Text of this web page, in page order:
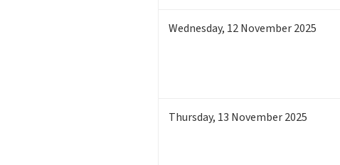
Wednesday, 12November 2025
Thursday, 13 November 2025